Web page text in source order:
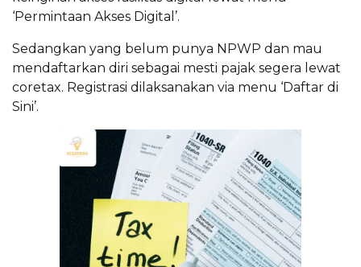
‘Permintaan Akses Digital’.
Sedangkan yang belum punya NPWP dan mau
mendaftarkan diri sebagai mesti pajak segera lewat
coretax. Registrasi dilaksanakan via menu ‘Daftar di
Sini’.